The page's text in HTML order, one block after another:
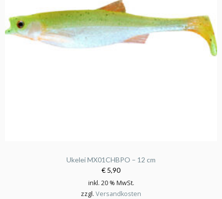
Ukelei MX01CHBPO – 12 cm
€ 5,90
inkl. 20 % MwSt.
zzgl. Versandkosten